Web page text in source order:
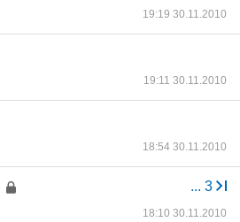
19:19 30.11.2010
19:11 30.11.2010
18:54 30.11.2010
... 3
18:10 30.11.2010